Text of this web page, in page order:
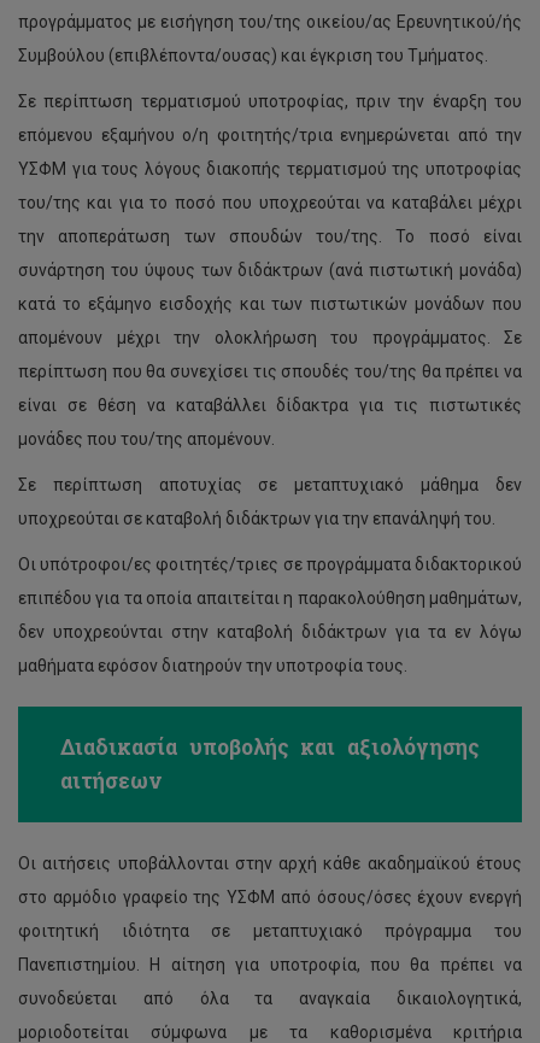
προγράμματος με εισήγηση του/της οικείου/ας Ερευνητικού/ής
Συμβούλου (επιβλέποντα/ουσας) και έγκριση του Τμήματος.
Σε περίπτωση τερματισμού υποτροφίας, πριν την έναρξη του
επόμενου εξαμήνου ο/η φοιτητής/τρια ενημερώνεται από την
ΥΣΦΜ για τους λόγους διακοπής τερματισμού της υποτροφίας
του/της και για το ποσό που υποχρεούται να καταβάλει μέχρι
την αποπεράτωση των σπουδών του/της. Το ποσό είναι
συνάρτηση του ύψους των διδάκτρων (ανά πιστωτική μονάδα)
κατά το εξάμηνο εισδοχής και των πιστωτικών μονάδων που
απομένουν μέχρι την ολοκλήρωση του προγράμματος. Σε
περίπτωση που θα συνεχίσει τις σπουδές του/της θα πρέπει να
είναι σε θέση να καταβάλλει δίδακτρα για τις πιστωτικές
μονάδες που του/της απομένουν.
Σε περίπτωση αποτυχίας σε μεταπτυχιακό μάθημα δεν
υποχρεούται σε καταβολή διδάκτρων για την επανάληψή του.
Οι υπότροφοι/ες φοιτητές/τριες σε προγράμματα διδακτορικού
επιπέδου για τα οποία απαιτείται η παρακολούθηση μαθημάτων,
δεν υποχρεούνται στην καταβολή διδάκτρων για τα εν λόγω
μαθήματα εφόσον διατηρούν την υποτροφία τους.
Διαδικασία υποβολής και αξιολόγησης
αιτήσεων
Οι αιτήσεις υποβάλλονται στην αρχή κάθε ακαδημαϊκού έτους
στο αρμόδιο γραφείο της ΥΣΦΜ από όσους/όσες έχουν ενεργή
φοιτητική ιδιότητα σε μεταπτυχιακό πρόγραμμα του
Πανεπιστημίου. Η αίτηση για υποτροφία, που θα πρέπει να
συνοδεύεται από όλα τα αναγκαία δικαιολογητικά,
μοριοδοτείται σύμφωνα με τα καθορισμένα κριτήρια